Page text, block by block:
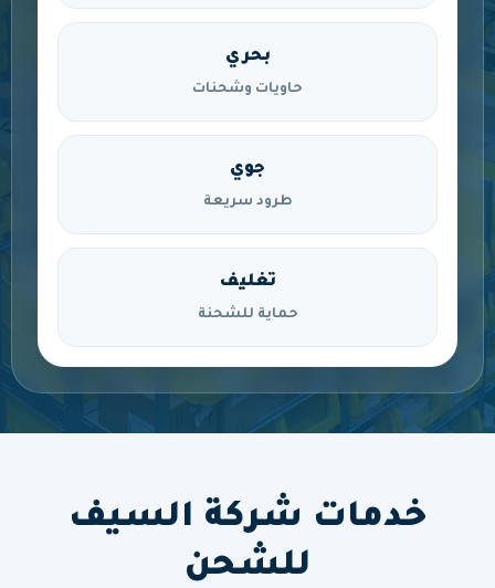
بحري
حاويات وشحنات
جوي
طرود سريعة
تغليف
حماية للشحنة
خدمات شركة السيف
للشحن